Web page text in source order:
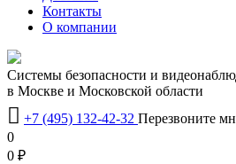
Контакты
О компании
Системы безопасности и
в Москве и Московской области
 +7 (495) 132-42-32 Перезвоните
0
0 ₽